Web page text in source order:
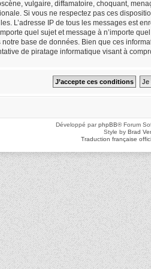
vulgaire, diffamatoire, choquant,
Si vous ne respectez pas ces
L’adresse IP de tous les messages est
quel sujet et message à n’importe
base de données. Bien que ces
de piratage informatique visant à
Développé parphpBB® Forum
Style by Brad
Traduction française